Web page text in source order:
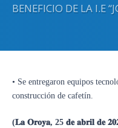
BENEFICIO DE LA I.E
• Se entregaron equipos
construcción de cafetín.
(𝐋𝐚 𝐎𝐫𝐨𝐲𝐚, 25 𝐝𝐞 𝐚𝐛𝐫𝐢𝐥 𝐝𝐞